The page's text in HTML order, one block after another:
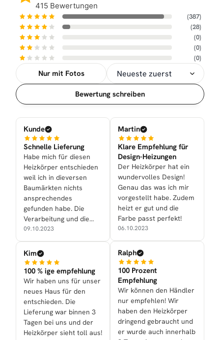
415 Bewertungen
(387)
(28)
(0)
(0)
(0)
Nur mit Fotos
Sortierung
Bewertung schreiben
Kunde
Schnelle Lieferung
Habe mich für diesen
Heizkörper entschieden
weil ich in dieversen
Baumärkten nichts
ansprechendes
gefunden habe. Die
Verarbeitung und die
Optik überzeugen
vollauf.
09.10.2023
Kim
100 % ige empfehlung
Wir haben uns für unser
neues Haus für den
entschieden. Die
Lieferung war binnen 3
Tagen bei uns und der
Heizkörper sieht toll aus!
Martin
Klare Empfehlung für
Design-Heizungen
Der Heizkörper hat ein
wundervolles Design!
Genau das was ich mir
vorgestellt habe. Zudem
heizt er gut und die
Farbe passt perfekt!
06.10.2023
Ralph
100 Prozent
Empfehlung
Wir können den Händler
nur empfehlen! Wir
haben den Heizkörper
dringend gebraucht und
er wurde auch innerhalb